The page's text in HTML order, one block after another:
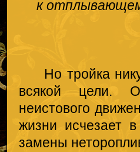
к
Но тройка
всякой цели.
неистового
жизни исчезает
замены